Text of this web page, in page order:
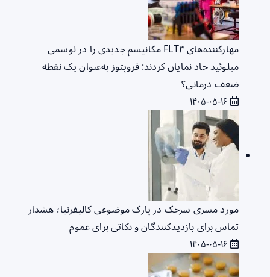
مهارکننده‌های FLT۳ مکانیسم جدیدی را در لوسمی
میلوئید حاد نمایان کردند: فروپتوز به‌عنوان یک نقطه
ضعف درمانی؟
مورد مسری سرخک در پارک موضوعی کالیفرنیا؛ هشدار
تماس برای بازدیدکنندگان و نکاتی برای عموم